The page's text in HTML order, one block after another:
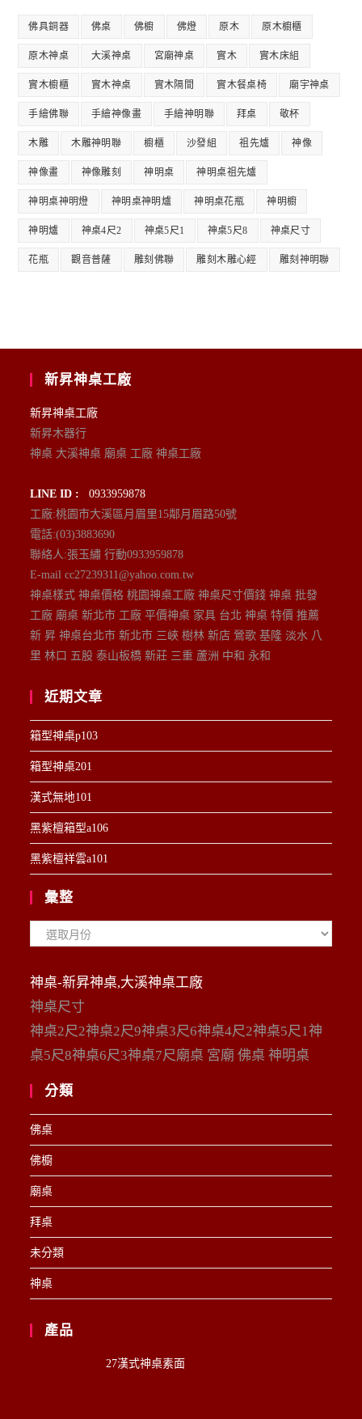
佛具銅器 佛桌 佛櫥 佛燈 原木 原木櫥櫃
原木神桌 大溪神桌 宮廟神桌 實木 實木床組
實木櫥櫃 實木神桌 實木隔間 實木餐桌椅 廟宇神桌
手繪佛聯 手繪神像畫 手繪神明聯 拜桌 敬杯
木雕 木雕神明聯 櫥櫃 沙發組 祖先爐 神像
神像畫 神像雕刻 神明桌 神明桌祖先爐
神明桌神明燈 神明桌神明爐 神明桌花瓶 神明櫥
神明爐 神桌4尺2 神桌5尺1 神桌5尺8 神桌尺寸
花瓶 觀音普薩 雕刻佛聯 雕刻木雕心經 雕刻神明聯
新昇神桌工廠
新昇神桌工廠
新昇木器行
神桌 大溪神桌 廟桌 工廠 神桌工廠
LINE ID :
0933959878
工廠:桃園市大溪區月眉里15鄰月眉路50號
電話:(03)3883690
聯絡人:張玉繡 行動0933959878
E-mail cc27239311@yahoo.com.tw
神桌樣式 神桌價格 桃園神桌工廠 神桌尺寸價錢 神桌 批發
工廠 廟桌 新北市 工廠 平價神桌 家具 台北 神桌 特價 推薦
新 昇 神桌台北市 新北市 三峽 樹林 新店 鶯歌 基隆 淡水 八
里 林口 五股 泰山板橋 新莊 三重 蘆洲 中和 永和
近期文章
箱型神桌p103
箱型神桌201
漢式無地101
黑紫檀箱型a106
黑紫檀祥雲a101
彙整
神桌-新昇神桌,大溪神桌工廠
神桌尺寸
神桌2尺2神桌2尺9神桌3尺6神桌4尺2神桌5尺1神
桌5尺8神桌6尺3神桌7尺廟桌 宮廟 佛桌 神明桌
分類
佛桌
佛櫥
廟桌
拜桌
未分類
神桌
產品
27漢式神桌素面